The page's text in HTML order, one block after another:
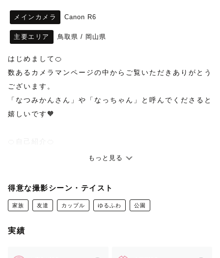
メインカメラ Canon R6
主要エリア 鳥取県 / 岡山県
はじめまして🍊
数あるカメラマンページの中からご覧いただきありがとう
ございます。
「なつみかんさん」や「なっちゃん」と呼んでくださると
嬉しいです🧡
楽しいことが大好きで、明るく元気な性格です！
もっと見る
得意な撮影シーン・テイスト
家族 友達 カップル ゆるふわ 公園
実績